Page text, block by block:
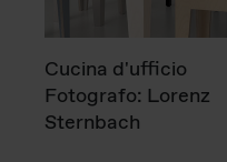
Cucina d'ufficio
Fotografo: Lorenz
Sternbach